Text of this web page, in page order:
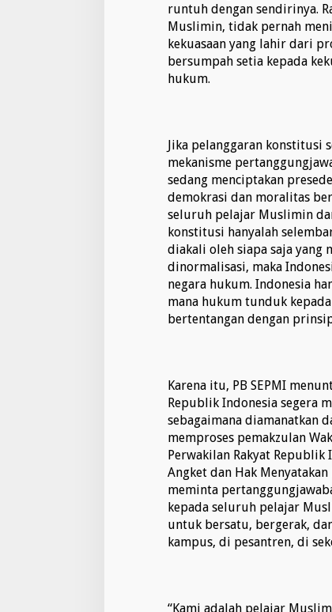
e
s
i
d
runtuh dengan sendirinya.
Muslimin, tidak pernah
kekuasaan yang lahir dari
bersumpah setia kepada
hukum.
Jika pelanggaran konstitusi
mekanisme
sedang menciptakan
demokrasi dan moralitas
seluruh pelajar Muslimin
konstitusi hanyalah
diakali oleh siapa saja
dinormalisasi, maka
negara hukum. Indonesia
mana hukum tunduk
bertentangan dengan
Karena itu, PB SEPMI
Republik Indonesia segera
sebagaimana diamanatkan
memproses pemakzulan
Perwakilan Rakyat Republik
Angket dan Hak
meminta
kepada seluruh pelajar
untuk bersatu, bergerak,
kampus, di pesantren, di
“Kami adalah pelajar